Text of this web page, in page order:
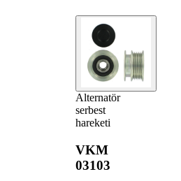
Alternatör
serbest
hareketi
VKM
03103